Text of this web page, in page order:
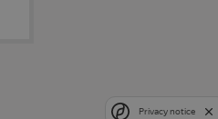
Privacy notice